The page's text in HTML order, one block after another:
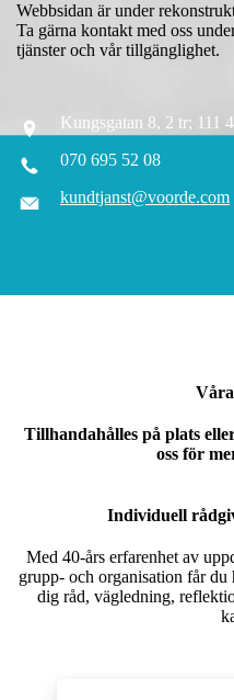
Webbsidan är under
Ta gärna kontakt med oss
tjänster och vår tillgänglighet.
Kungsgatan 8, 2 tr; 111
070 695 52 08
kundtjanst@voorde.com
Tillhandahålles på plats
oss för
Individuell
Med 40-års erfarenhet av
grupp- och organisation får
dig råd, vägledning,